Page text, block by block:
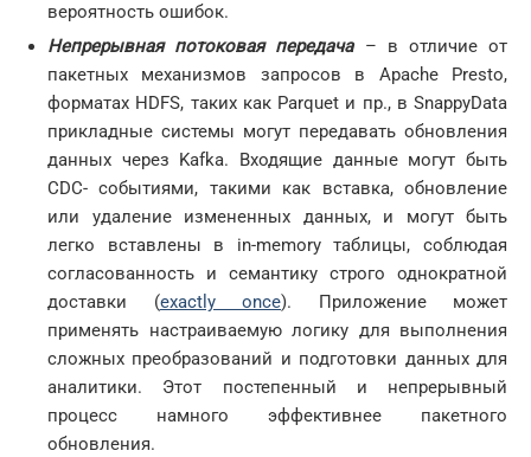
вероятность ошибок.
Непрерывная потоковая передача – в отличие от
пакетных механизмов запросов в Apache Presto,
форматах HDFS, таких как Parquet и пр., в SnappyData
прикладные системы могут передавать обновления
данных через Kafka. Входящие данные могут быть
CDC- событиями, такими как вставка, обновление
или удаление измененных данных, и могут быть
легко вставлены в in-memory таблицы, соблюдая
согласованность и семантику строго однократной
доставки (exactly once). Приложение может
применять настраиваемую логику для выполнения
сложных преобразований и подготовки данных для
аналитики. Этот постепенный и непрерывный
процесс намного эффективнее пакетного
обновления.